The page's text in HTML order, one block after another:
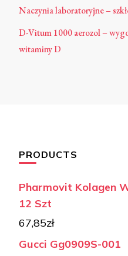
Naczynia laboratoryjne –
D-Vitum 1000 aerozol –
witaminy D
PRODUCTS
Pharmovit Kolagen
12 Szt
67,85zł
Gucci Gg0909S-001